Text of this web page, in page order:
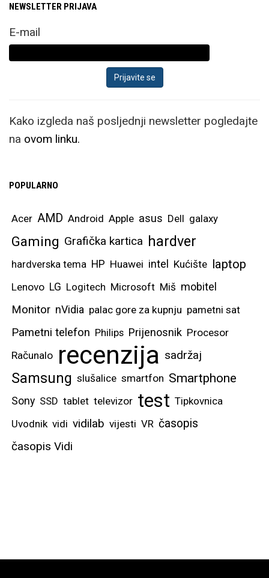
NEWSLETTER PRIJAVA
E-mail
Kako izgleda naš posljednji newsletter pogledajte
na ovom linku.
POPULARNO
Acer AMD Android Apple asus Dell galaxy
Gaming Grafička kartica hardver
hardverska tema HP Huawei intel Kućište laptop
Lenovo LG Logitech Microsoft Miš mobitel
Monitor nVidia palac gore za kupnju pametni sat
Pametni telefon Philips Prijenosnik Procesor
Računalo recenzija sadržaj
Samsung slušalice smartfon Smartphone
Sony SSD tablet televizor test Tipkovnica
Uvodnik vidi vidilab vijesti VR časopis
časopis Vidi